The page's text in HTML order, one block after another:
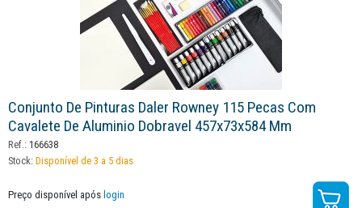
Conjunto De Pinturas Daler Rowney 115 Pecas Com
Cavalete De Aluminio Dobravel 457x73x584 Mm
Ref.: 166638
Stock: Disponível de 3 a 5 dias
Preço disponível após login